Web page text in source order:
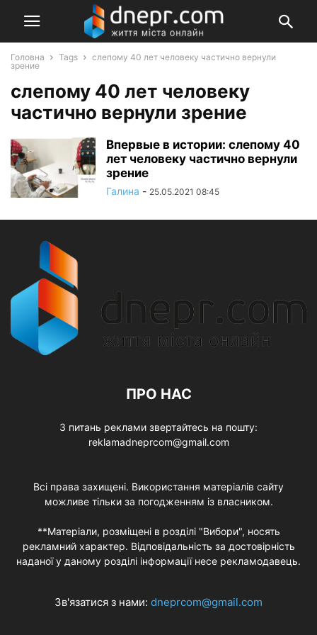
Головна Tags
слепому 40 лет человеку частично вернули
зрение
слепому 40 лет человеку
частично вернули зрение
Впервые в истории: слепому 40
лет человеку частично вернули
зрение
Галина - 25.05.2021 08:45
ПРО НАС
З питань реклами звертайтесь на пошту:
reklamadneprcom@gmail.com
Всі права захищені. Використання матеріалів сайту
можливе тільки за погодженням із власником.
**Матеріали, розміщені в розділі "Вибори", носять
рекламний характер. Відповідальність за достовірність
наданої у даному розділі інформації несе рекламодавець.
Зв'язатися з нами: dneprcom@gmail.com